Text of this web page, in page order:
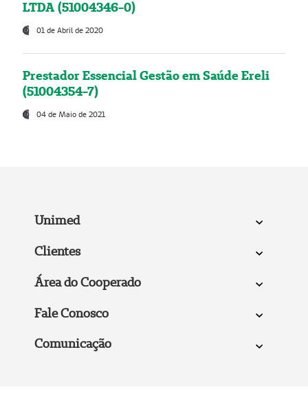
LTDA (51004346-0)
01 de Abril de 2020
Prestador Essencial Gestão em Saúde Ereli
(51004354-7)
04 de Maio de 2021
Unimed
Clientes
Área do Cooperado
Fale Conosco
Comunicação